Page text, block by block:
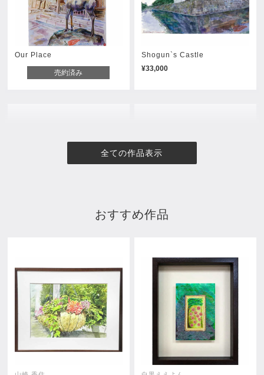
全ての作品表示
Our Place
売約済み
Shogun`s Castle
¥33,000
おすすめ作品